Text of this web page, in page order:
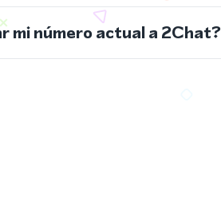
mi número actual a 2Chat?